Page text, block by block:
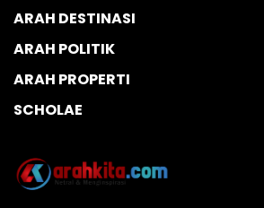
ARAH DESTINASI
ARAH POLITIK
ARAH PROPERTI
SCHOLAE